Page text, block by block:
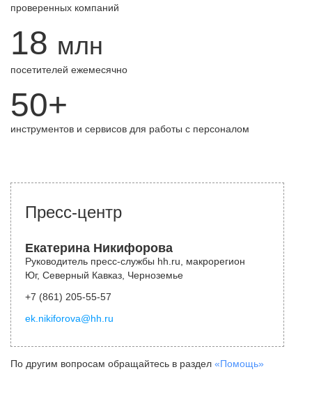
проверенных компаний
18 млн
посетителей ежемесячно
50+
инструментов и сервисов для работы с персоналом
Пресс-центр
Екатерина Никифорова
Руководитель пресс-службы hh.ru, макрорегион
Юг, Северный Кавказ, Черноземье
+7 (861) 205-55-57
ek.nikiforova@hh.ru
По другим вопросам обращайтесь в раздел «Помощь»